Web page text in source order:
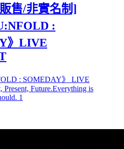
售/非實名制]
:
》LIVE
: SOMEDAY》 LIVE
Present, Future.Everything is
1